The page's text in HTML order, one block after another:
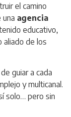
el camino
una agencia
educativo,
aliado de los
guiar a cada
y multicanal.
solo… pero sin